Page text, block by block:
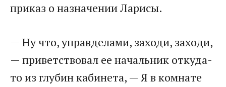
приказ о назначении Ларисы.
— Ну что, управделами, заходи, заходи,
— приветствовал ее начальник откуда-
то из глубин кабинета, — Я в комнате